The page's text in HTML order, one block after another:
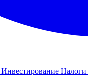
Инвестирование Налоги